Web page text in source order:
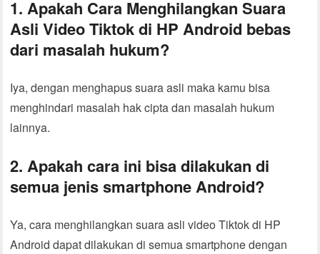
1. Apakah Cara Menghilangkan Suara
Asli Video Tiktok di HP Android bebas
dari masalah hukum?
Iya, dengan menghapus suara asli maka kamu bisa
menghindari masalah hak cipta dan masalah hukum
lainnya.
2. Apakah cara ini bisa dilakukan di
semua jenis smartphone Android?
Ya, cara menghilangkan suara asli video Tiktok di HP
Android dapat dilakukan di semua smartphone dengan